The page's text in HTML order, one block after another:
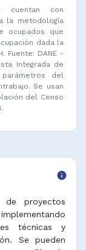
con
la metodología
ocupados que
dada la
Fuente: DANE -
Integrada de
parámetros del
Se usan
del Censo
info
de proyectos
técnicas y
Se pueden